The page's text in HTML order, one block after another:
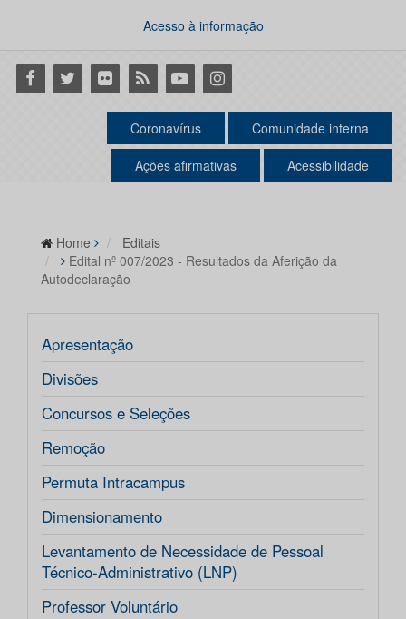
Acesso à informação
Facebook
Twitter Flickr RSS YoutubeInstagram
Coronavírus Comunidade interna
Ações afirmativas Acessibilidade
Home
Editais
Edital nº 007/2023 - Resultados da Aferição da
Autodeclaração
Apresentação
Divisões
Concursos e Seleções
Remoção
Permuta Intracampus
Dimensionamento
Levantamento de Necessidade de Pessoal
Técnico-Administrativo (LNP)
Professor Voluntário